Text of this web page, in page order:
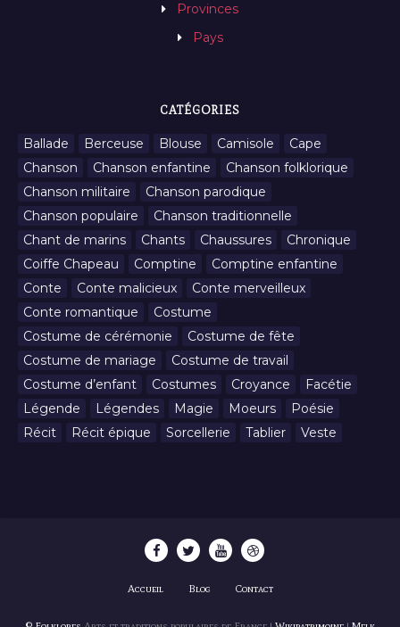
Provinces
Pays
CATÉGORIES
Ballade Berceuse Blouse Camisole
Cape
Chanson
Chanson enfantine
Chanson folklorique
Chanson militaire
Chanson parodique
Chanson populaire
Chanson traditionnelle
Chant de marins
Chants Chaussures
Chronique
Coiffe Chapeau
Comptine
Comptine enfantine
Conte
Conte malicieux
Conte merveilleux
Conte romantique
Costume
Costume de cérémonie
Costume de fête
Costume de mariage
Costume de travail
Costume d’enfant
Costumes Croyance
Facétie
Légende
Légendes Magie Moeurs
Poésie
Récit
Récit épique Sorcellerie Tablier Veste
Accueil Blog Contact